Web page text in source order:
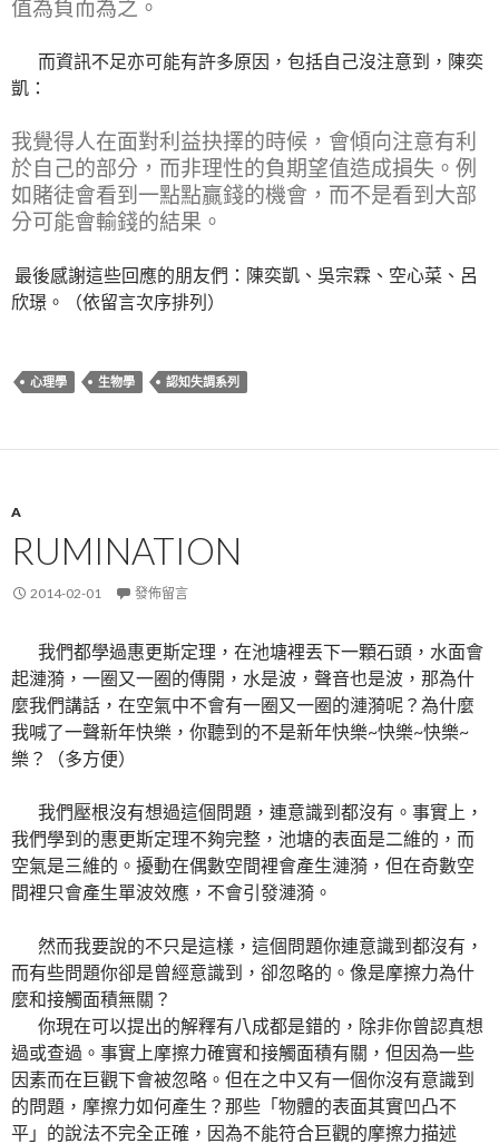
值為負而為之。
而資訊不足亦可能有許多原因，包括自己沒注意到，陳奕
凱：
我覺得人在面對利益抉擇的時候，會傾向注意有利
於自己的部分，而非理性的負期望值造成損失。例
如賭徒會看到一點點贏錢的機會，而不是看到大部
分可能會輸錢的結果 。
最後感謝這些回應的朋友們：陳奕凱、吳宗霖、空心菜、呂
欣璟。（依留言次序排列）
心理學 生物學 認知失調系列
A
RUMINATION
2014-02-01 發佈留言
我們都學過惠更斯定理，在池塘裡丟下一顆石頭，水面會
起漣漪，一圈又一圈的傳開，水是波，聲音也是波，那為什
麼我們講話，在空氣中不會有一圈又一圈的漣漪呢？為什麼
我喊了一聲新年快樂，你聽到的不是新年快樂~快樂~快樂~
樂？（多方便）
我們壓根沒有想過這個問題，連意識到都沒有。事實上，
我們學到的惠更斯定理不夠完整，池塘的表面是二維的，而
空氣是三維的。擾動在偶數空間裡會產生漣漪，但在奇數空
間裡只會產生單波效應，不會引發漣漪。
然而我要說的不只是這樣，這個問題你連意識到都沒有，
而有些問題你卻是曾經意識到，卻忽略的。像是摩擦力為什
麼和接觸面積無關？
你現在可以提出的解釋有八成都是錯的，除非你曾認真想
過或查過。事實上摩擦力確實和接觸面積有關，但因為一些
因素而在巨觀下會被忽略。但在之中又有一個你沒有意識到
的問題，摩擦力如何產生？那些「物體的表面其實凹凸不
平」的說法不完全正確，因為不能符合巨觀的摩擦力描述